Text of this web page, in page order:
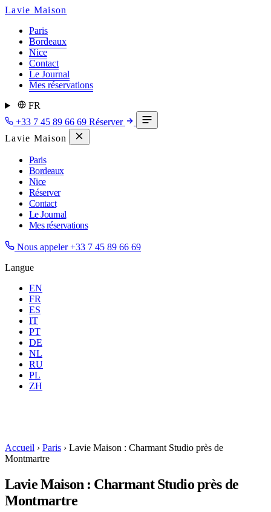
Lavie Maison
Paris
Bordeaux
Nice
Contact
Le Journal
Mes réservations
FR
+33 7 45 89 66 69 Réserver
Lavie Maison
Paris
Bordeaux
Nice
Réserver
Contact
Le Journal
Mes réservations
Nous appeler +33 7 45 89 66 69
Langue
EN
FR
ES
IT
PT
DE
NL
RU
PL
ZH
Toutes
Voyageurs
Accueil › Paris › Lavie Maison : Charmant Studio près de
Montmartre
Lavie Maison : Charmant Studio près de
Montmartre